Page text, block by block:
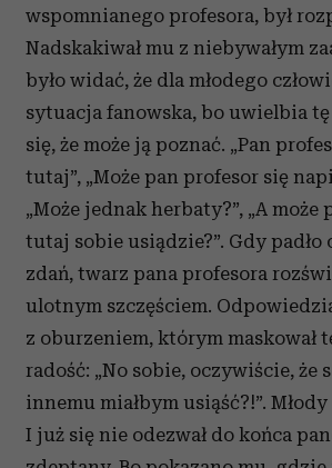
wspomnianego profesora, był
Nadskakiwał mu z niebywałym
było widać, że dla młodego
sytuacja fanowska, bo uwielbia
się, że może ją poznać. „Pan
tutaj”, „Może pan profesor się
„Może jednak herbaty?”, „A może
tutaj sobie usiądzie?”. Gdy
zdań, twarz pana profesora
ulotnym szczęściem.
z oburzeniem, którym maskował
radość: „No sobie, oczywiście, że
innemu miałbym usiąść?!”. Młody
I już się nie odezwał do końca